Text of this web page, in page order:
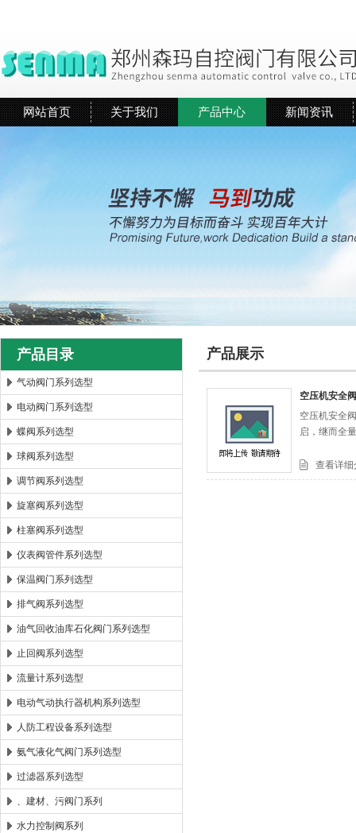
郑州森玛自控阀门有限公司
网站首页 关于我们 产品中心 新闻资讯
产品目录
气动阀门系列选型
电动阀门系列选型
蝶阀系列选型
球阀系列选型
调节阀系列选型
旋塞阀系列选型
柱塞阀系列选型
仪表阀管件系列选型
保温阀门系列选型
排气阀系列选型
油气回收油库石化阀门系列选型
止回阀系列选型
流量计系列选型
电动气动执行器机构系列选型
人防工程设备系列选型
氨气液化气阀门系列选型
过滤器系列选型
、建材、污阀门系列
水力控制阀系列
产品展示
空压机安全
空压机安全
启，继而全
查看详细